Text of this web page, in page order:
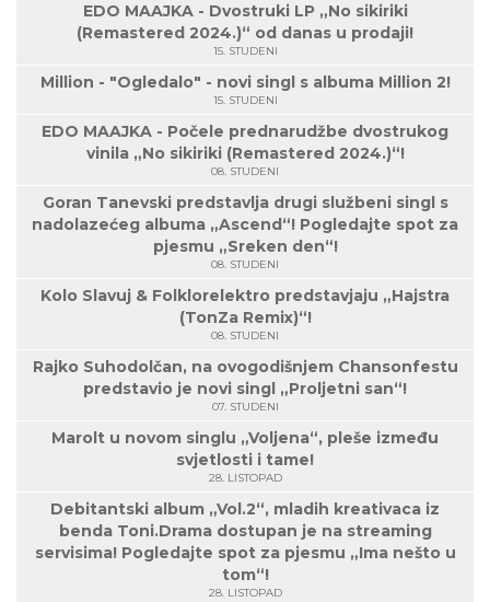
EDO MAAJKA - Dvostruki LP „No sikiriki
(Remastered 2024.)“ od danas u prodaji!
15. STUDENI
Million - "Ogledalo" - novi singl s albuma Million 2!
15. STUDENI
EDO MAAJKA - Počele prednarudžbe dvostrukog
vinila „No sikiriki (Remastered 2024.)“!
08. STUDENI
Goran Tanevski predstavlja drugi službeni singl s
nadolazećeg albuma „Ascend“! Pogledajte spot za
pjesmu „Sreken den“!
08. STUDENI
Kolo Slavuj & Folklorelektro predstavjaju „Hajstra
(TonZa Remix)“!
08. STUDENI
Rajko Suhodolčan, na ovogodišnjem Chansonfestu
predstavio je novi singl „Proljetni san“!
07. STUDENI
Marolt u novom singlu „Voljena“, pleše između
svjetlosti i tame!
28. LISTOPAD
Debitantski album „Vol.2“, mladih kreativaca iz
benda Toni.Drama dostupan je na streaming
servisima! Pogledajte spot za pjesmu „Ima nešto u
tom“!
28. LISTOPAD